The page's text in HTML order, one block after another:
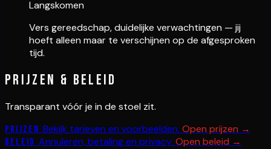
Langskomen
Vers gereedschap, duidelijke verwachtingen — jij
hoeft alleen maar te verschijnen op de afgesproken
tijd.
Prijzen & beleid
Transparant vóór je in de stoel zit.
Prijzen Bekijk tarieven en voorbeelden. Open prijzen →
Beleid Annuleren, betaling en privacy. Open beleid →